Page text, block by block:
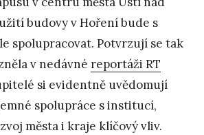
budovy v Hoření bude s
spolupracovat. Potvrzují se tak
v nedávné reportáži RT
si evidentně uvědomují
spolupráce s institucí,
města i kraje klíčový vliv.